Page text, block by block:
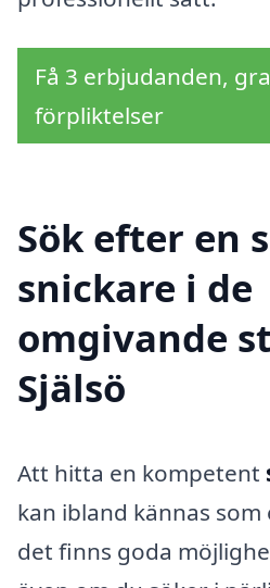
Få 3 erbjudanden,
förpliktelser
Sök efter en
snickare i de
omgivande
Själsö
Att hitta en kompetent
kan ibland kännas
det finns goda